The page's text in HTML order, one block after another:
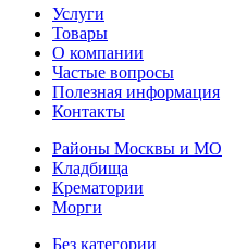
Услуги
Товары
О компании
Частые вопросы
Полезная информация
Контакты
Районы Москвы и МО
Кладбища
Крематории
Морги
Без категории